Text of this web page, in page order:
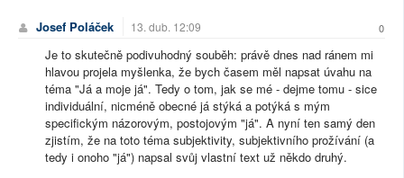
Josef Poláček 13. dub. 12:09 0
Je to skutečně podivuhodný souběh: právě dnes nad ránem mi
hlavou projela myšlenka, že bych časem měl napsat úvahu na
téma "Já a moje já". Tedy o tom, jak se mé - dejme tomu - sice
individuální, nicméně obecné já stýká a potýká s mým
specifickým názorovým, postojovým "já". A nyní ten samý den
zjistím, že na toto téma subjektivity, subjektivního prožívání (a
tedy i onoho "já") napsal svůj vlastní text už někdo druhý.